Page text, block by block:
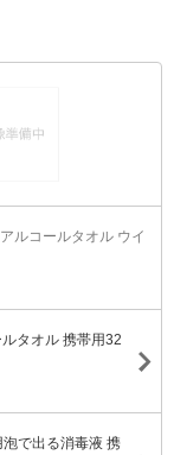
ルコールタオル ウイ
タオル 携帯用32
で出る消毒液 携